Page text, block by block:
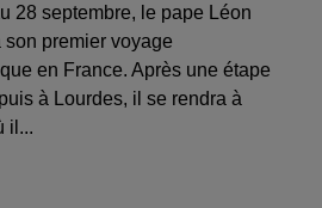
28 septembre, le pape Léon
son premier voyage
en France. Après une étape
à Lourdes, il se rendra à
il...